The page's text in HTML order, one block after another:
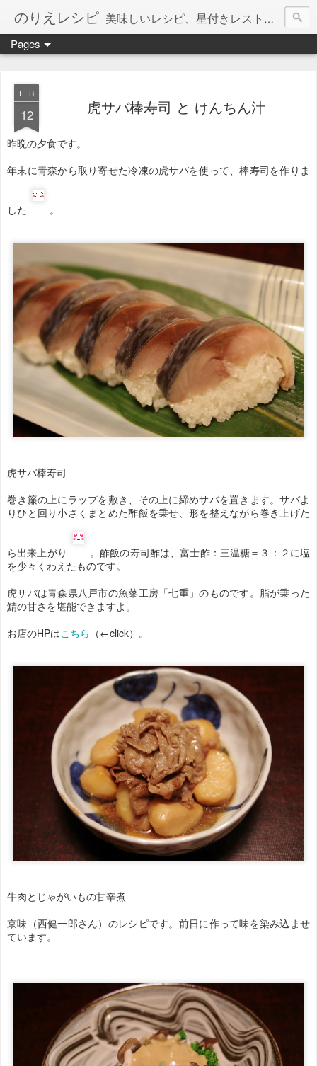
のりえレシピ 美味しいレシピ、星付きレストラン、絶品お取り寄せを紹介しています。
Pages
FEB
12 虎サバ棒寿司 と けんちん汁
昨晩の夕食です。
年末に青森から取り寄せた冷凍の虎サバを使って、棒寿司を作りま
した 。
虎サバ棒寿司
巻き簾の上にラップを敷き、その上に締めサバを置きます。サバよ
りひと回り小さくまとめた酢飯を乗せ、形を整えながら巻き上げた
ら出来上がり
。酢飯の寿司酢は、富士酢：三温糖＝３：２に塩
を少々くわえたものです。
虎サバは青森県八戸市の魚菜工房「七重」のものです。脂が乗った
鯖の甘さを堪能できますよ。
お店のHPはこちら （←click）。
牛肉とじゃがいもの甘辛煮
京味（西健一郎さん）のレシピです。前日に作って味を染み込ませ
ています。